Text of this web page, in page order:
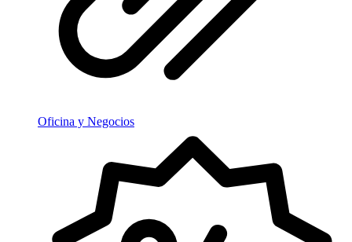
Oficina y Negocios